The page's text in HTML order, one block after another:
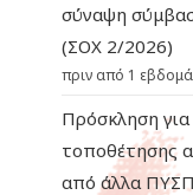
σύναψη
(ΣΟΧ 2/2026)
πριν από 1
Πρόσκληση
τοποθέτησης
από άλλα